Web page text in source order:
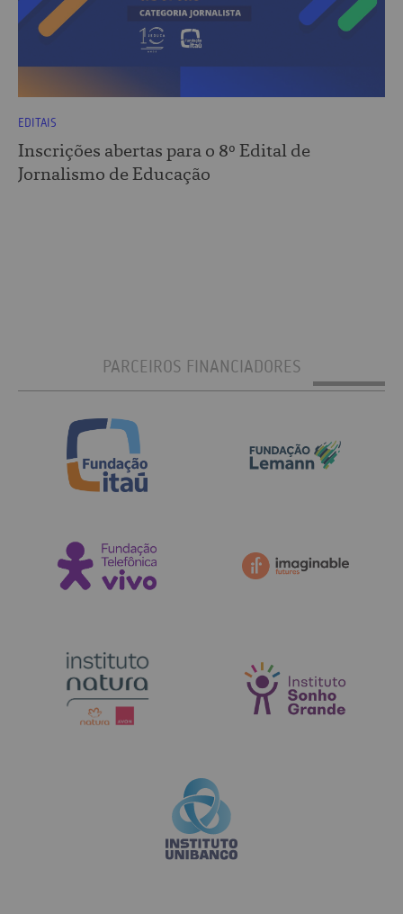
EDITAIS
Inscrições abertas para o 8º Edital de
Jornalismo de Educação
PARCEIROS FINANCIADORES